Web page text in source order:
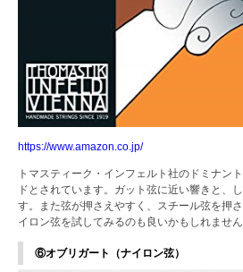
https://www.amazon.co.jp/
トマスティーク・インフェルト社のドミナン
ドとされています。ガット弦に近い響きと、
す。また弦が押さえやすく、スチール弦を押
イロン弦を試してみるのも良いかもしれません
⑥オブリガート（ナイロン弦）